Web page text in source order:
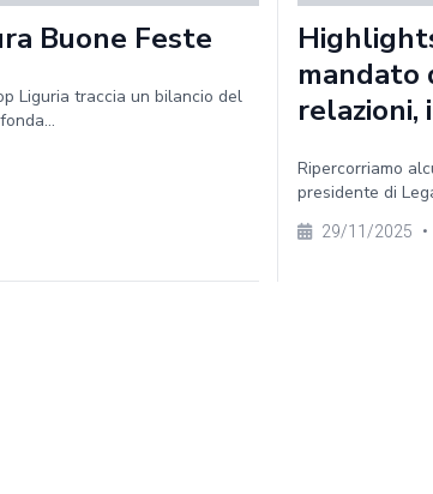
Buone Feste
Liguria traccia un bilancio del
mandato
Ripercorriamo
presidente di
29/11/2025 •